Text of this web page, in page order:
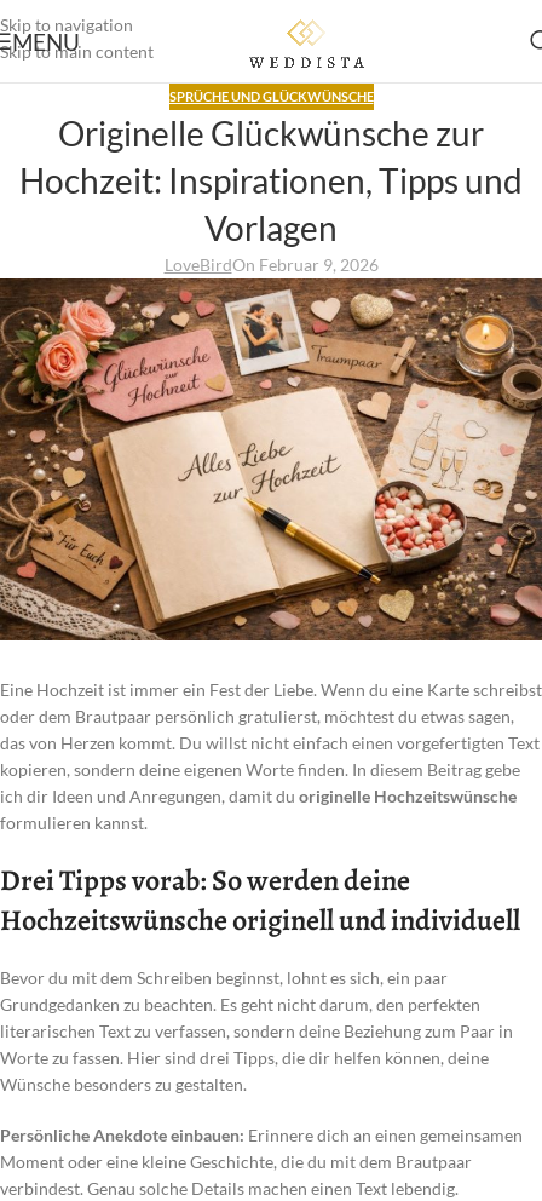
Skip to navigation
Skip to main content
MENU
SPRÜCHE UND GLÜCKWÜNSCHE
Originelle Glückwünsche zur
Hochzeit: Inspirationen, Tipps und
Vorlagen
LoveBirdOn Februar 9, 2026
Eine Hochzeit ist immer ein Fest der Liebe. Wenn du eine Karte schreibst
oder dem Brautpaar persönlich gratulierst, möchtest du etwas sagen,
das von Herzen kommt. Du willst nicht einfach einen vorgefertigten Text
kopieren, sondern deine eigenen Worte finden. In diesem Beitrag gebe
ich dir Ideen und Anregungen, damit du originelle Hochzeitswünsche
formulieren kannst.
Drei Tipps vorab: So werden deine
Hochzeitswünsche originell und individuell
Bevor du mit dem Schreiben beginnst, lohnt es sich, ein paar
Grundgedanken zu beachten. Es geht nicht darum, den perfekten
literarischen Text zu verfassen, sondern deine Beziehung zum Paar in
Worte zu fassen. Hier sind drei Tipps, die dir helfen können, deine
Wünsche besonders zu gestalten.
Persönliche Anekdote einbauen: Erinnere dich an einen gemeinsamen
Moment oder eine kleine Geschichte, die du mit dem Brautpaar
verbindest. Genau solche Details machen einen Text lebendig.